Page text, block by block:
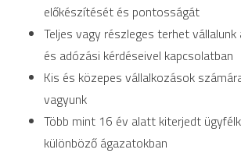
előkészítését és pontosságát
Teljes vagy részleges terhet
és adózási kérdéseivel kapcsolatban
Kis és közepes vállalkozások
vagyunk
Több mint 16 év alatt kiterjedt
különböző ágazatokban